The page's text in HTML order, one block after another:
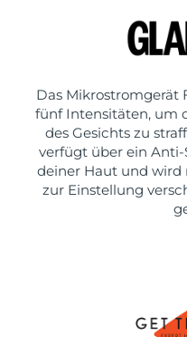
Das Mikrostromgerät
fünf Intensitäten, um
des Gesichts zu
verfügt über ein
deiner Haut und
zur Einstellung